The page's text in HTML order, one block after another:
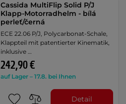
Cassida MultiFlip Solid P/J
Klapp-Motorradhelm - bílá
perleť/černá
ECE 22.06 P/J, Polycarbonat-Schale,
Klappteil mit patentierter Kinematik,
inklusive …
242,90 €
auf Lager – 17.8. bei Ihnen
Detail